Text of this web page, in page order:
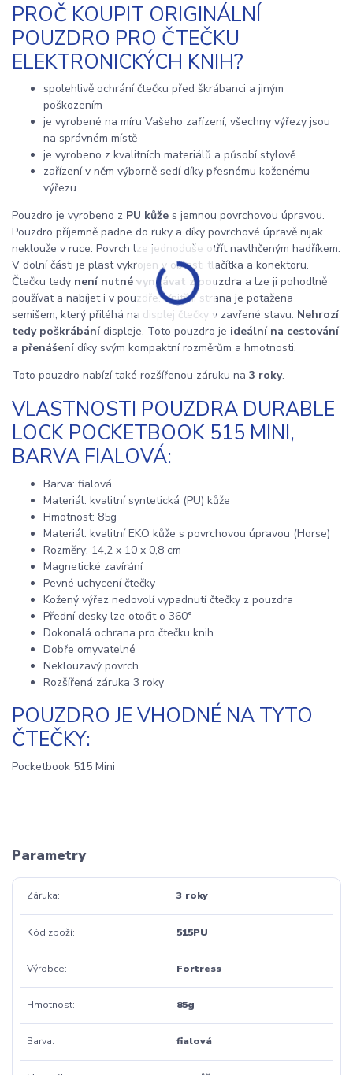
PROČ KOUPIT ORIGINÁLNÍ
POUZDRO PRO ČTEČKU
ELEKTRONICKÝCH KNIH?
spolehlivě ochrání čtečku před škrábanci a jiným
poškozením
je vyrobené na míru Vašeho zařízení, všechny výřezy jsou
na správném místě
je vyrobeno z kvalitních materiálů a působí stylově
zařízení v něm výborně sedí díky přesnému koženému
výřezu
Pouzdro je vyrobeno z PU kůže s jemnou povrchovou úpravou.
Pouzdro příjemně padne do ruky a díky povrchové úpravě nijak
neklouže v ruce. Povrch lze jednoduše otřít navlhčeným hadříkem.
V dolní části je plast vykrojen v oblasti tlačítka a konektoru.
Čtečku tedy není nutné vyndávat z pouzdra a lze ji pohodlně
používat a nabíjet i v pouzdře. Vnitřní strana je potažena
semišem, který přiléhá na displej čtečky v zavřené stavu. Nehrozí
tedy poškrábánídispleje. Toto pouzdro je ideální na cestování
a přenášenídíky svým kompaktní rozměrům a hmotnosti.
Toto pouzdro nabízí také rozšířenou záruku na 3 roky.
VLASTNOSTI POUZDRA DURABLE
LOCK POCKETBOOK 515 MINI,
BARVA FIALOVÁ:
Barva: fialová
Materiál: kvalitní syntetická (PU) kůže
Hmotnost: 85g
Materiál: kvalitní EKO kůže s povrchovou úpravou (Horse)
Rozměry: 14,2 x 10 x 0,8 cm
Magnetické zavírání
Pevné uchycení čtečky
Kožený výřez nedovolí vypadnutí čtečky z pouzdra
Přední desky lze otočit o 360°
Dokonalá ochrana pro čtečku knih
Dobře omyvatelné
Neklouzavý povrch
Rozšířená záruka 3 roky
POUZDRO JE VHODNÉ NA TYTO
ČTEČKY:
Pocketbook 515 Mini
Parametry
Záruka 3 roky
Kód zboží 515PU
Výrobce Fortress
Hmotnost 85g
Barva fialová